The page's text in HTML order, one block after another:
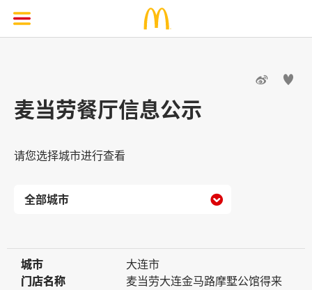
 
麦当劳餐厅信息公示
请您选择城市进行查看

城市
城市
大连市
门店名称
门店名称
麦当劳大连金马路摩墅公馆得来